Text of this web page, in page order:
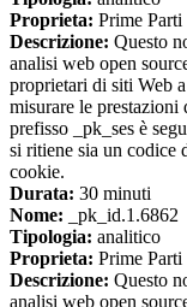
Proprieta: Prime Parti
Descrizione: Questo
analisi web open
proprietari di siti Web
misurare le
prefisso _pk_ses è
si ritiene sia un codice
cookie.
Durata: 30 minuti
Nome: _pk_id.1.6862
Tipologia: analitico
Proprieta: Prime Parti
Descrizione: Questo
analisi web open